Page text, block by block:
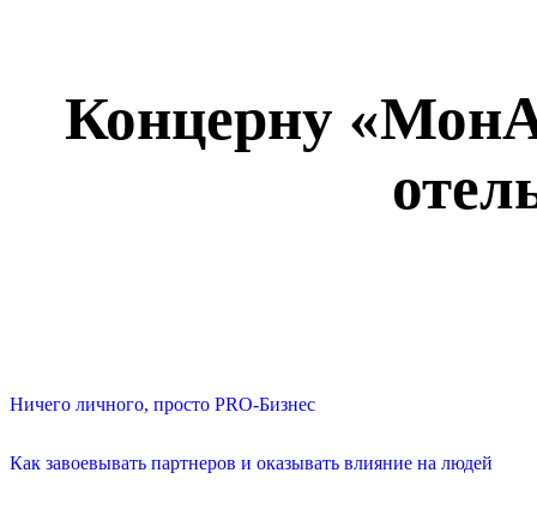
Концерну
Ничего личного, просто PRO-Бизнес
Как завоевывать партнеров и оказывать влияние на людей